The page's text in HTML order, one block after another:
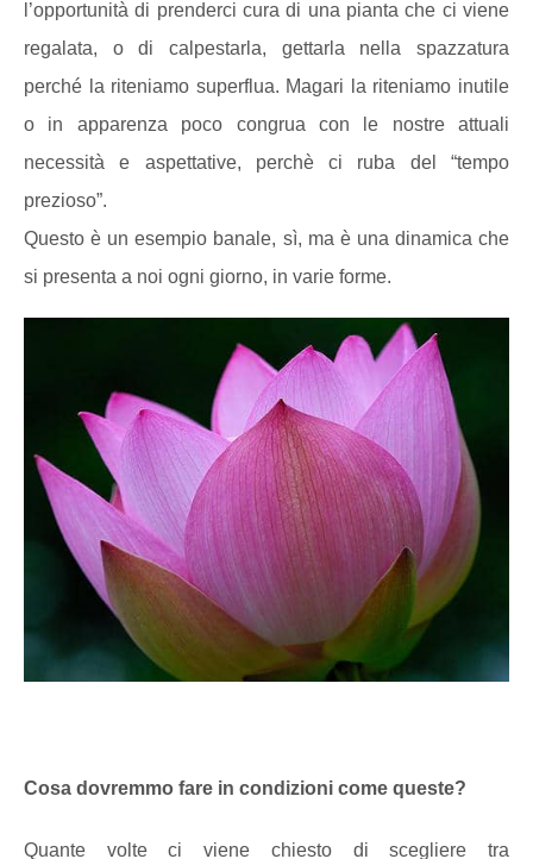
l’opportunità di prenderci cura di una pianta che ci viene
regalata, o di calpestarla, gettarla nella spazzatura
perché la riteniamo superflua. Magari la riteniamo inutile
o in apparenza poco congrua con le nostre attuali
necessità e aspettative, perchè ci ruba del “tempo
prezioso”.
Questo è un esempio banale, sì, ma è una dinamica che
si presenta a noi ogni giorno, in varie forme.
Cosa dovremmo fare in condizioni come queste?
Quante volte ci viene chiesto di scegliere tra